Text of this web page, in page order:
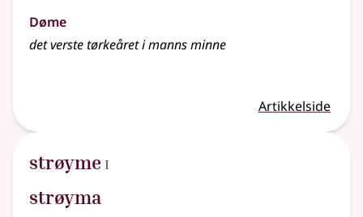
Døme
det verste tørkeåret i manns minne
Artikkelside
strøyme 1
I
strøyma